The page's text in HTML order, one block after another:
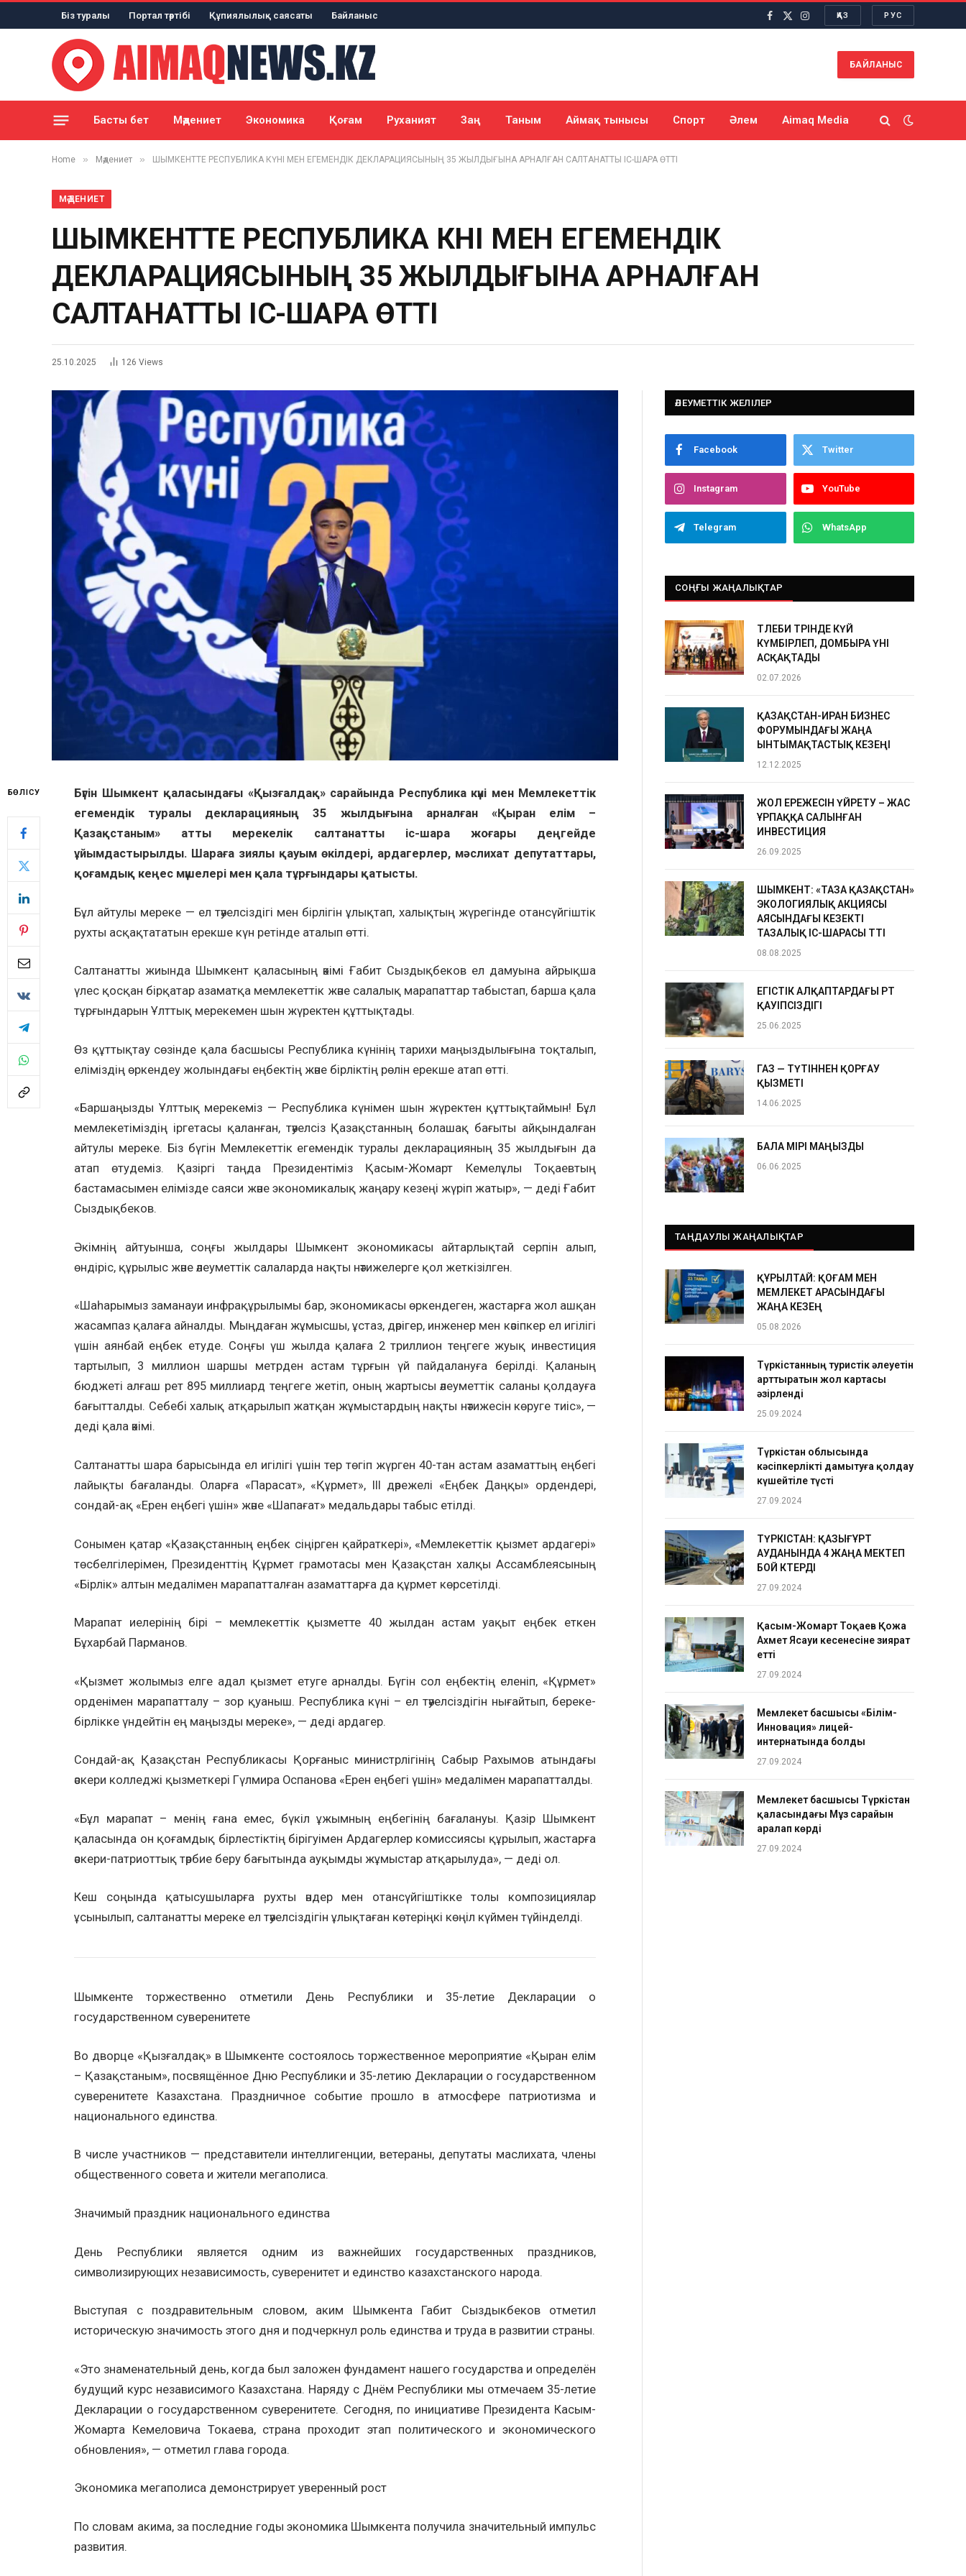
Біз туралы Портал тәртібі Құпиялылық саясаты Байланыс
Facebook
X
Instagram
ҚАЗ РУС
БАЙЛАНЫС
Басты бет Мәдениет Экономика Қоғам Руханият Заң Таным Аймақ тынысы Спорт Әлем Aimaq Media
Home » Мәдениет » ШЫМКЕНТТЕ РЕСПУБЛИКА КҮНІ МЕН ЕГЕМЕНДІК ДЕКЛАРАЦИЯСЫНЫҢ 35 ЖЫЛДЫҒЫНА АРНАЛҒАН САЛТАНАТТЫ ІС-ШАРА ӨТТІ
МӘДЕНИЕТ
ШЫМКЕНТТЕ РЕСПУБЛИКА КҮНІ МЕН ЕГЕМЕНДІК
ДЕКЛАРАЦИЯСЫНЫҢ 35 ЖЫЛДЫҒЫНА АРНАЛҒАН
САЛТАНАТТЫ ІС-ШАРА ӨТТІ
25.10.2025 126 Views
БӨЛІСУ
Бүгін Шымкент қаласындағы «Қызғалдақ» сарайында Республика күні мен Мемлекеттік
егемендік туралы декларацияның 35 жылдығына арналған «Қыран елім –
Қазақстаным» атты мерекелік салтанатты іс-шара жоғары деңгейде
ұйымдастырылды. Шараға зиялы қауым өкілдері, ардагерлер, мәслихат депутаттары,
қоғамдық кеңес мүшелері мен қала тұрғындары қатысты.
Бұл айтулы мереке — ел тәуелсіздігі мен бірлігін ұлықтап, халықтың жүрегінде отансүйгіштік
рухты асқақтататын ерекше күн ретінде аталып өтті.
Салтанатты жиында Шымкент қаласының әкімі Ғабит Сыздықбеков ел дамуына айрықша
үлес қосқан бірқатар азаматқа мемлекеттік және салалық марапаттар табыстап, барша қала
тұрғындарын Ұлттық мерекемен шын жүректен құттықтады.
Өз құттықтау сөзінде қала басшысы Республика күнінің тарихи маңыздылығына тоқталып,
еліміздің өркендеу жолындағы еңбектің және бірліктің рөлін ерекше атап өтті.
«Баршаңызды Ұлттық мерекеміз — Республика күнімен шын жүректен құттықтаймын! Бұл
мемлекетіміздің іргетасы қаланған, тәуелсіз Қазақстанның болашақ бағыты айқындалған
айтулы мереке. Біз бүгін Мемлекеттік егемендік туралы декларацияның 35 жылдығын да
атап өтудеміз. Қазіргі таңда Президентіміз Қасым-Жомарт Кемелұлы Тоқаевтың
бастамасымен елімізде саяси және экономикалық жаңару кезеңі жүріп жатыр», — деді Ғабит
Сыздықбеков.
Әкімнің айтуынша, соңғы жылдары Шымкент экономикасы айтарлықтай серпін алып,
өндіріс, құрылыс және әлеуметтік салаларда нақты нәтижелерге қол жеткізілген.
«Шаһарымыз заманауи инфрақұрылымы бар, экономикасы өркендеген, жастарға жол ашқан
жасампаз қалаға айналды. Мыңдаған жұмысшы, ұстаз, дәрігер, инженер мен кәсіпкер ел игілігі
үшін аянбай еңбек етуде. Соңғы үш жылда қалаға 2 триллион теңгеге жуық инвестиция
тартылып, 3 миллион шаршы метрден астам тұрғын үй пайдалануға берілді. Қаланың
бюджеті алғаш рет 895 миллиард теңгеге жетіп, оның жартысы әлеуметтік саланы қолдауға
бағытталды. Себебі халық атқарылып жатқан жұмыстардың нақты нәтижесін көруге тиіс», —
деді қала әкімі.
Салтанатты шара барысында ел игілігі үшін тер төгіп жүрген 40-тан астам азаматтың еңбегі
лайықты бағаланды. Оларға «Парасат», «Құрмет», ІІІ дәрежелі «Еңбек Даңқы» ордендері,
сондай-ақ «Ерен еңбегі үшін» және «Шапағат» медальдары табыс етілді.
Сонымен қатар «Қазақстанның еңбек сіңірген қайраткері», «Мемлекеттік қызмет ардагері»
төсбелгілерімен, Президенттің Құрмет грамотасы мен Қазақстан халқы Ассамблеясының
«Бірлік» алтын медалімен марапатталған азаматтарға да құрмет көрсетілді.
Марапат иелерінің бірі – мемлекеттік қызметте 40 жылдан астам уақыт еңбек еткен
Бұхарбай Парманов.
«Қызмет жолымыз елге адал қызмет етуге арналды. Бүгін сол еңбектің еленіп, «Құрмет»
орденімен марапатталу – зор қуаныш. Республика күні – ел тәуелсіздігін нығайтып, береке-
бірлікке үндейтін ең маңызды мереке», — деді ардагер.
Сондай-ақ Қазақстан Республикасы Қорғаныс министрлігінің Сабыр Рахымов атындағы
әскери колледжі қызметкері Гүлмира Оспанова «Ерен еңбегі үшін» медалімен марапатталды.
«Бұл марапат – менің ғана емес, бүкіл ұжымның еңбегінің бағалануы. Қазір Шымкент
қаласында он қоғамдық бірлестіктің бірігуімен Ардагерлер комиссиясы құрылып, жастарға
әскери-патриоттық тәрбие беру бағытында ауқымды жұмыстар атқарылуда», — деді ол.
Кеш соңында қатысушыларға рухты әндер мен отансүйгіштікке толы композициялар
ұсынылып, салтанатты мереке ел тәуелсіздігін ұлықтаған көтеріңкі көңіл күймен түйінделді.
Шымкенте торжественно отметили День Республики и 35-летие Декларации о
государственном суверенитете
Во дворце «Қызғалдақ» в Шымкенте состоялось торжественное мероприятие «Қыран елім
– Қазақстаным», посвящённое Дню Республики и 35-летию Декларации о государственном
суверенитете Казахстана. Праздничное событие прошло в атмосфере патриотизма и
национального единства.
В числе участников — представители интеллигенции, ветераны, депутаты маслихата, члены
общественного совета и жители мегаполиса.
Значимый праздник национального единства
День Республики является одним из важнейших государственных праздников,
символизирующих независимость, суверенитет и единство казахстанского народа.
Выступая с поздравительным словом, аким Шымкента Габит Сыздыкбеков отметил
историческую значимость этого дня и подчеркнул роль единства и труда в развитии страны.
«Это знаменательный день, когда был заложен фундамент нашего государства и определён
будущий курс независимого Казахстана. Наряду с Днём Республики мы отмечаем 35-летие
Декларации о государственном суверенитете. Сегодня, по инициативе Президента Касым-
Жомарта Кемеловича Токаева, страна проходит этап политического и экономического
обновления», — отметил глава города.
Экономика мегаполиса демонстрирует уверенный рост
По словам акима, за последние годы экономика Шымкента получила значительный импульс
развития.
ӘЛЕУМЕТТІК ЖЕЛІЛЕР
Facebook Twitter
Instagram YouTube
Telegram WhatsApp
СОҢҒЫ ЖАҢАЛЫҚТАР
ТӨЛЕБИ ТӨРІНДЕ КҮЙ
КҮМБІРЛЕП, ДОМБЫРА ҮНІ
АСҚАҚТАДЫ
02.07.2026
ҚАЗАҚСТАН-ИРАН БИЗНЕС
ФОРУМЫНДАҒЫ ЖАҢА
ЫНТЫМАҚТАСТЫҚ КЕЗЕҢІ
12.12.2025
ЖОЛ ЕРЕЖЕСІН ҮЙРЕТУ – ЖАС
ҰРПАҚҚА САЛЫНҒАН
ИНВЕСТИЦИЯ
26.09.2025
ШЫМКЕНТ: «ТАЗА ҚАЗАҚСТАН»
ЭКОЛОГИЯЛЫҚ АКЦИЯСЫ
АЯСЫНДАҒЫ КЕЗЕКТІ
ТАЗАЛЫҚ ІС-ШАРАСЫ ӨТТІ
08.08.2025
ЕГІСТІК АЛҚАПТАРДАҒЫ ӨРТ
ҚАУІПСІЗДІГІ
25.06.2025
ГАЗ — ТҮТІННЕН ҚОРҒАУ
ҚЫЗМЕТІ
14.06.2025
БАЛА ӨМІРІ МАҢЫЗДЫ
06.06.2025
ТАҢДАУЛЫ ЖАҢАЛЫҚТАР
ҚҰРЫЛТАЙ: ҚОҒАМ МЕН
МЕМЛЕКЕТ АРАСЫНДАҒЫ
ЖАҢА КЕЗЕҢ
05.08.2026
Түркістанның туристік әлеуетін
арттыратын жол картасы
әзірленді
25.09.2024
Түркістан облысында
кәсіпкерлікті дамытуға қолдау
күшейтіле түсті
27.09.2024
ТҮРКІСТАН: ҚАЗЫҒҰРТ
АУДАНЫНДА 4 ЖАҢА МЕКТЕП
БОЙ КӨТЕРДІ
27.09.2024
Қасым-Жомарт Тоқаев Қожа
Ахмет Ясауи кесенесіне зиярат
етті
27.09.2024
Мемлекет басшысы «Білім-
Инновация» лицей-
интернатында болды
27.09.2024
Мемлекет басшысы Түркістан
қаласындағы Мұз сарайын
аралап көрді
27.09.2024